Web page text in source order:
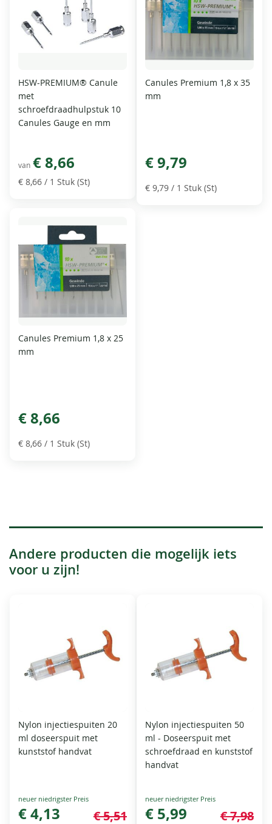
HSW-PREMIUM® Canule
met
schroefdraadhulpstuk 10
Canules Gauge en mm
van € 8,66
€ 8,66 / 1 Stuk (St)
Canules Premium 1,8 x 35
mm
€ 9,79
€ 9,79 / 1 Stuk (St)
Canules Premium 1,8 x 25
mm
€ 8,66
€ 8,66 / 1 Stuk (St)
Andere producten die mogelijk iets
voor u zijn!
Nylon injectiespuiten 20
ml doseerspuit met
kunststof handvat
Special
Price
€ 4,13 € 5,51
Nylon injectiespuiten 50
ml - Doseerspuit met
schroefdraad en kunststof
handvat
Special
Price
€ 5,99 € 7,98